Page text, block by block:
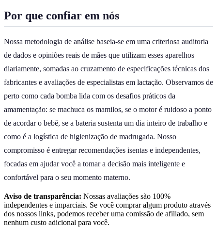
Por que confiar em nós
Nossa metodologia de análise baseia-se em uma criteriosa auditoria
de dados e opiniões reais de mães que utilizam esses aparelhos
diariamente, somadas ao cruzamento de especificações técnicas dos
fabricantes e avaliações de especialistas em lactação. Observamos de
perto como cada bomba lida com os desafios práticos da
amamentação: se machuca os mamilos, se o motor é ruidoso a ponto
de acordar o bebê, se a bateria sustenta um dia inteiro de trabalho e
como é a logística de higienização de madrugada. Nosso
compromisso é entregar recomendações isentas e independentes,
focadas em ajudar você a tomar a decisão mais inteligente e
confortável para o seu momento materno.
Aviso de transparência: Nossas avaliações são 100%
independentes e imparciais. Se você comprar algum produto através
dos nossos links, podemos receber uma comissão de afiliado, sem
nenhum custo adicional para você.